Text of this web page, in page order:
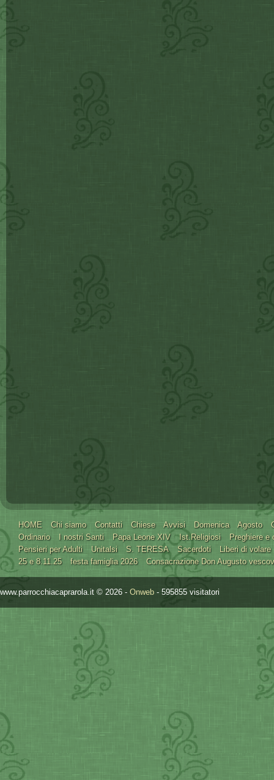
HOME Chi siamo Contatti Chiese Avvisi Domenica Agosto
Ordinario
I nostri Santi Papa Leone XIV Ist.Religiosi
Preghiere e
Pensieri per Adulti
Unitalsi S. TERESA Sacerdoti
Liberi di volare
25 e 8.11.25
festa famiglia 2026 Consacrazione Don Augusto
www.parrocchiacaprarola.it © 2026 - Onweb - 595855 visitatori